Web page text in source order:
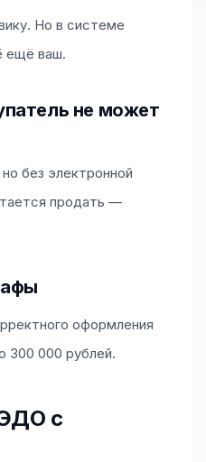
Но в системе
ещё ваш.
не может
без электронной
продать —
оформления
000 рублей.
с